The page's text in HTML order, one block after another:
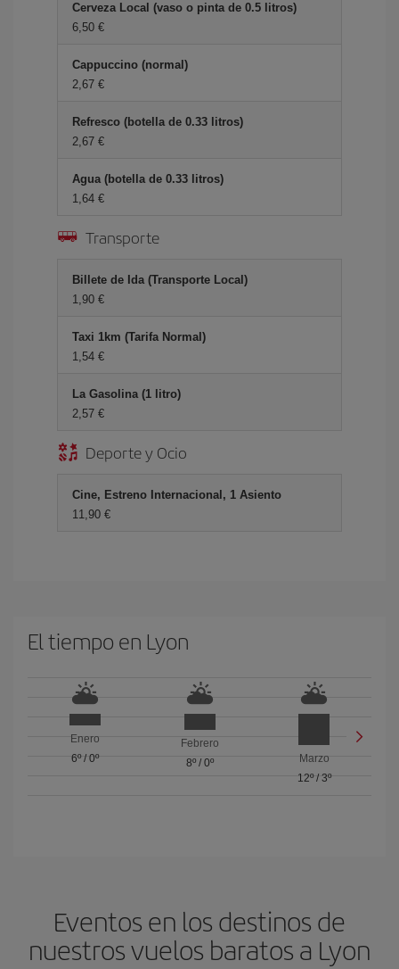
Cerveza Local (vaso o pinta de 0.5 litros)
6,50 €
Cappuccino (normal)
2,67 €
Refresco (botella de 0.33 litros)
2,67 €
Agua (botella de 0.33 litros)
1,64 €
Transporte
Billete de Ida (Transporte Local)
1,90 €
Taxi 1km (Tarifa Normal)
1,54 €
La Gasolina (1 litro)
2,57 €
Deporte y Ocio
Cine, Estreno Internacional, 1 Asiento
11,90 €
El tiempo en Lyon
Enero
6º/ 0º
Febrero
8º/ 0º
Marzo
12º/ 3º
Eventos en los destinos de
nuestros vuelos baratos a Lyon